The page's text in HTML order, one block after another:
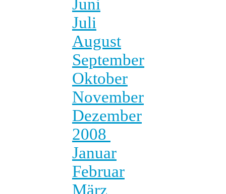
Juni
Juli
August
September
Oktober
November
Dezember
2008
Januar
Februar
März